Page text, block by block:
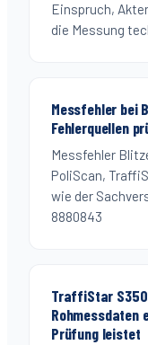
Einspruch,
die Messung
Messfehler bei
Fehlerquellen
Messfehler
PoliScan,
wie der
8880843
TraffiStar
Rohmessdaten
Prüfung leistet